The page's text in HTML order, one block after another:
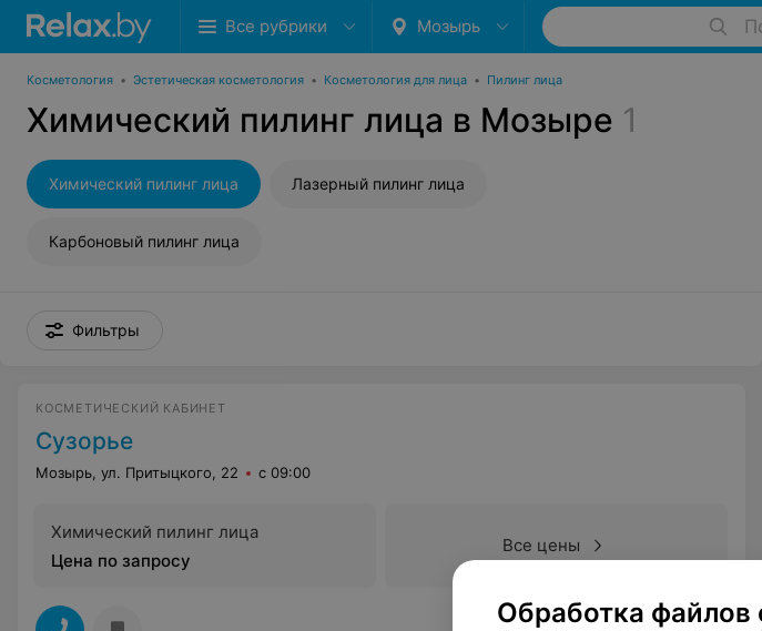
Все рубрики Мозырь
Косметология • Эстетическая косметология • Косметология для лица • Пилинг лица
Химический пилинг лица в Мозыре 1
Химический пилинг лица Лазерный пилинг лица
Карбоновый пилинг лица
Фильтры
КОСМЕТИЧЕСКИЙ КАБИНЕТ
Сузорье
Мозырь, ул. Притыцкого, 22 с 09:00
Химический пилинг лица
Цена по запросу
Все цены
Обработка файлов